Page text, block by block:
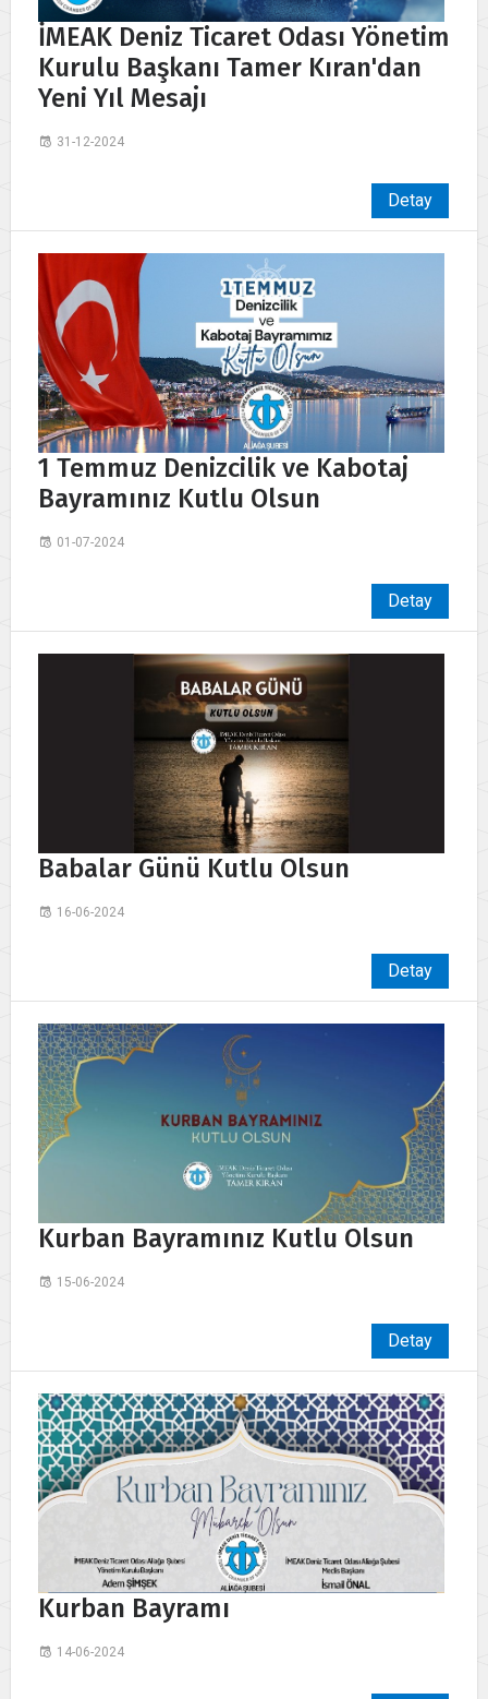
İMEAK Deniz Ticaret Odası Yönetim
Kurulu Başkanı Tamer Kıran'dan
Yeni Yıl Mesajı
31-12-2024
Detay
1 Temmuz Denizcilik ve Kabotaj
Bayramınız Kutlu Olsun
01-07-2024
Detay
Babalar Günü Kutlu Olsun
16-06-2024
Detay
Kurban Bayramınız Kutlu Olsun
15-06-2024
Detay
Kurban Bayramı
14-06-2024